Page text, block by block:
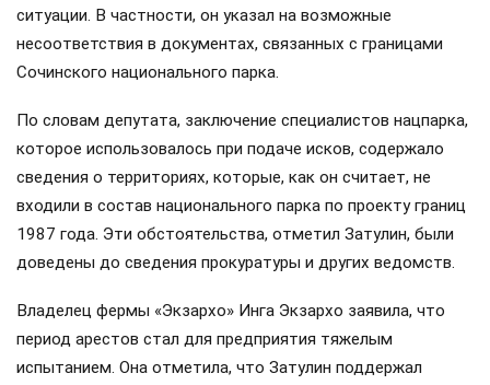
ситуации. В частности, он указал на возможные
несоответствия в документах, связанных с границами
Сочинского национального парка.
По словам депутата, заключение специалистов нацпарка,
которое использовалось при подаче исков, содержало
сведения о территориях, которые, как он считает, не
входили в состав национального парка по проекту границ
1987 года. Эти обстоятельства, отметил Затулин, были
доведены до сведения прокуратуры и других ведомств.
Владелец фермы «Экзархо» Инга Экзархо заявила, что
период арестов стал для предприятия тяжелым
испытанием. Она отметила, что Затулин поддержал